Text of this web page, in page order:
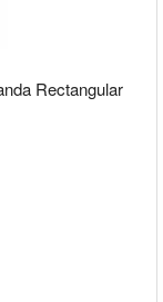
Rectangular